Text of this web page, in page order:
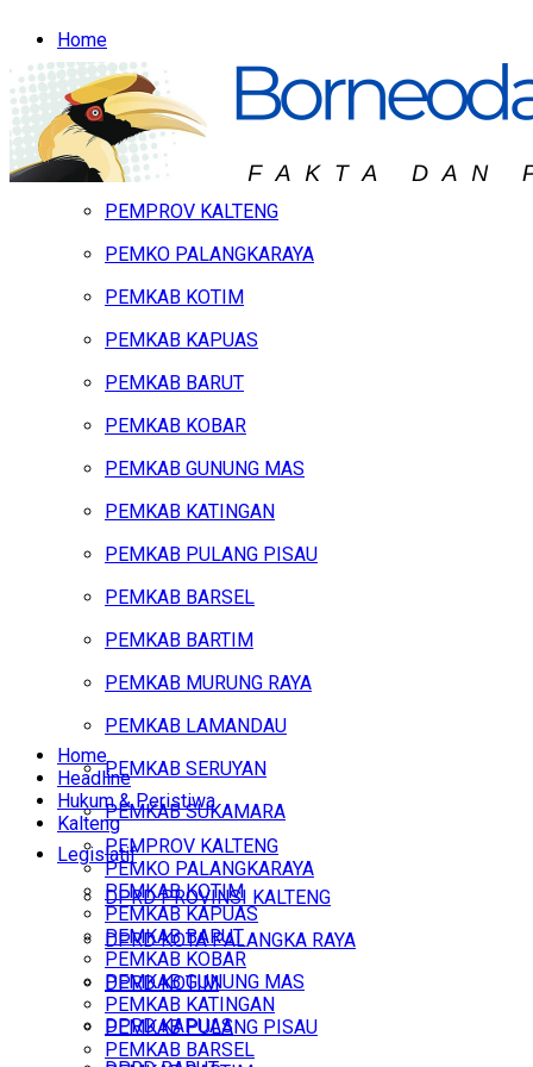
Home
Headline
Hukum & Peristiwa
Kalteng
PEMPROV KALTENG
PEMKO PALANGKARAYA
PEMKAB KOTIM
PEMKAB KAPUAS
PEMKAB BARUT
PEMKAB KOBAR
PEMKAB GUNUNG MAS
PEMKAB KATINGAN
PEMKAB PULANG PISAU
PEMKAB BARSEL
PEMKAB BARTIM
PEMKAB MURUNG RAYA
PEMKAB LAMANDAU
PEMKAB SERUYAN
PEMKAB SUKAMARA
Legislatif
DPRD PROVINSI KALTENG
DPRD KOTA PALANGKA RAYA
DPRD KOTIM
DPRD KAPUAS
Home
Headline
Hukum & Peristiwa
Kalteng
PEMPROV KALTENG
PEMKO PALANGKARAYA
PEMKAB KOTIM
PEMKAB KAPUAS
PEMKAB BARUT
PEMKAB KOBAR
PEMKAB GUNUNG MAS
PEMKAB KATINGAN
PEMKAB PULANG PISAU
PEMKAB BARSEL